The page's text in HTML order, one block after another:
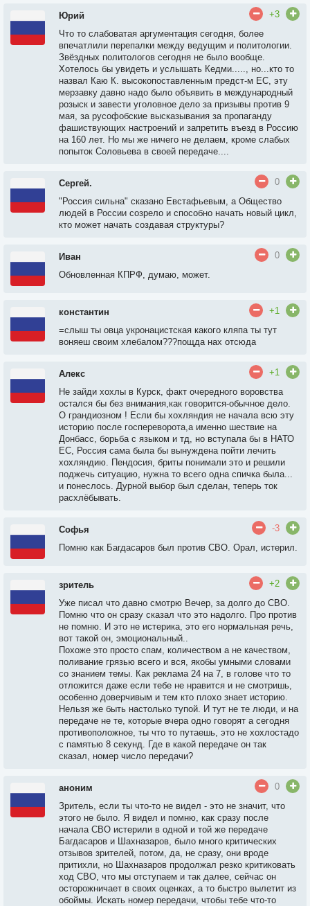
Юрий
+3
Что то слабоватая аргументация сегодня, более
впечатлили перепалки между ведущим и политологии.
Звёздных политологов сегодня не было вообще.
Хотелось бы увидеть и услышать Кедми....., но...кто то
назвал Каю К. высокопоставленным предст-м ЕС, эту
мерзавку давно надо было объявить в международный
розыск и завести уголовное дело за призывы против 9
мая, за русофобские высказывания за пропаганду
фашиствующих настроений и запретить въезд в Россию
на 160 лет. Но мы же ничего не делаем, кроме слабых
попыток Соловьева в своей передаче....
Сергей.
0
"Россия сильна" сказано Евстафьевым, а Общество
людей в России созрело и способно начать новый цикл,
кто может начать создавая структуры?
Иван
0
Обновленная КПРФ, думаю, может.
константин
+1
=слыш ты овца укронацистская какого кляпа ты тут
воняеш своим хлебалом???пощда нах отсюда
Алекс
+1
Не зайди хохлы в Курск, факт очередного воровства
остался бы без внимания,как говорится-обычное дело.
О грандиозном ! Если бы хохляндия не начала всю эту
историю после госпереворота,а именно шествие на
Донбасс, борьба с языком и тд, но вступала бы в НАТО
ЕС, Россия сама была бы вынуждена пойти лечить
хохляндию. Пендосия, бриты понимали это и решили
поджечь ситуацию, нужна то всего одна спичка была...
и понеслось. Дурной выбор был сделан, теперь ток
расхлёбывать.
Софья
-3
Помню как Багдасаров был против СВО. Орал, истерил.
зритель
+2
Уже писал что давно смотрю Вечер, за долго до СВО.
Помню что он сразу сказал что это надолго. Про против
не помню. И это не истерика, это его нормальная речь,
вот такой он, эмоциональный..
Похоже это просто спам, количеством а не качеством,
поливание грязью всего и вся, якобы умными словами
со знанием темы. Как реклама 24 на 7, в голове что то
отложится даже если тебе не нравится и не смотришь,
особенно доверчивым и тем кто плохо знает историю.
Нельзя же быть настолько тупой. И тут не те люди, и на
передаче не те, которые вчера одно говорят а сегодня
противоположное, ты что то путаешь, это не хохлостадо
с памятью 8 секунд. Где в какой передаче он так
сказал, номер число передачи?
аноним
0
Зритель, если ты что-то не видел - это не значит, что
этого не было. Я видел и помню, как сразу после
начала СВО истерили в одной и той же передаче
Багдасаров и Шахназаров, было много критических
отзывов зрителей, потом, да, не сразу, они вроде
притихли, но Шахназаров продолжал резко критиковать
ход СВО, что мы отступаем и так далее, сейчас он
осторожничает в своих оценках, а то быстро вылетит из
обоймы. Искать номер передачи, чтобы тебе что-то